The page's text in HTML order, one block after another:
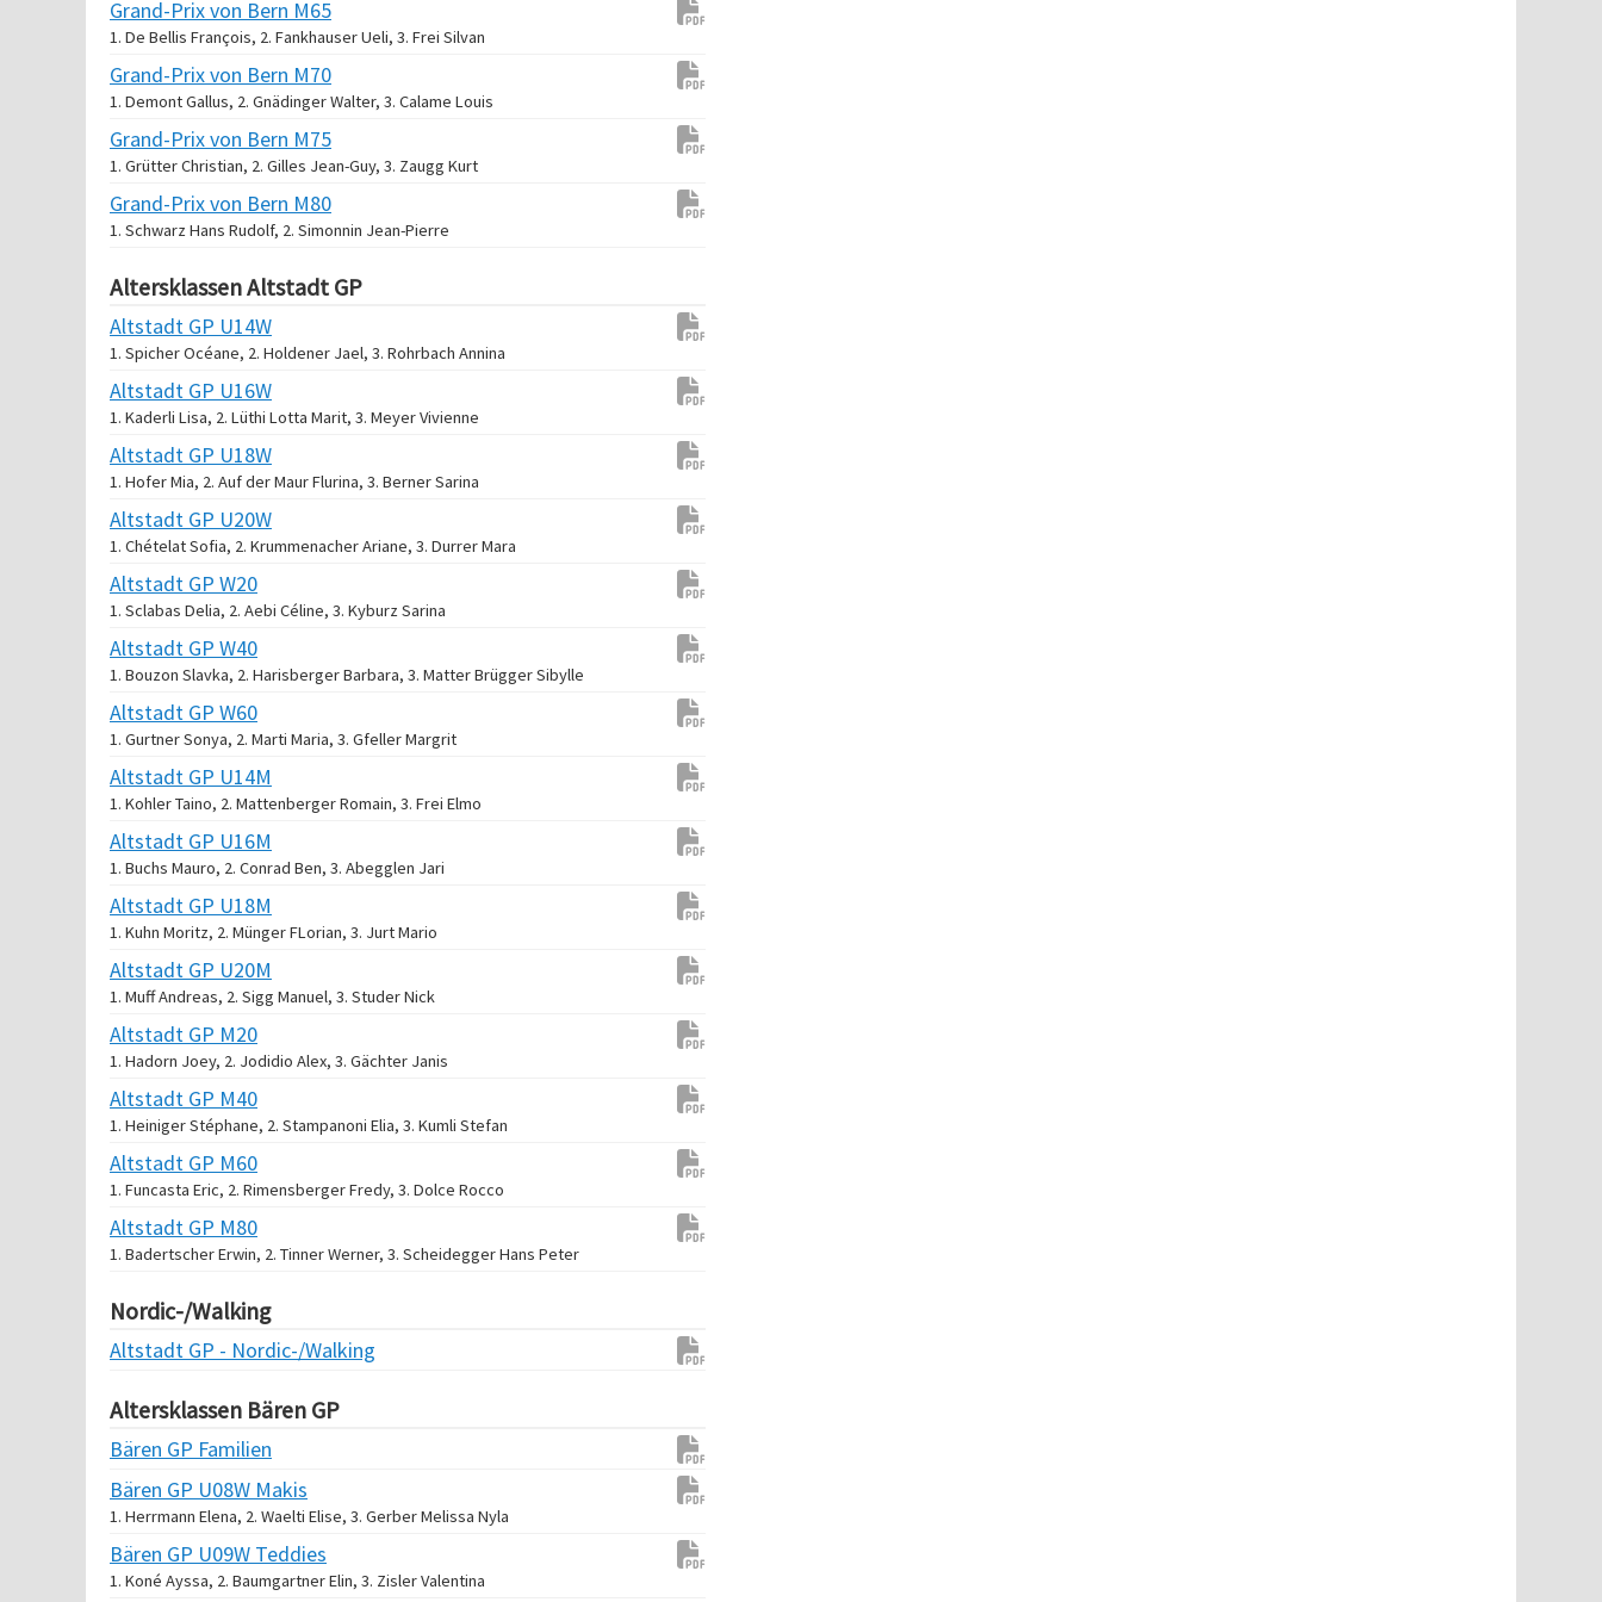
Grand-Prix von Bern M65
1. De Bellis François, 2. Fankhauser Ueli, 3. Frei Silvan
Grand-Prix von Bern M70
1. Demont Gallus, 2. Gnädinger Walter, 3. Calame Louis
Grand-Prix von Bern M75
1. Grütter Christian, 2. Gilles Jean-Guy, 3. Zaugg Kurt
Grand-Prix von Bern M80
1. Schwarz Hans Rudolf, 2. Simonnin Jean-Pierre
Altersklassen Altstadt GP
Altstadt GP U14W
1. Spicher Océane, 2. Holdener Jael, 3. Rohrbach Annina
Altstadt GP U16W
1. Kaderli Lisa, 2. Lüthi Lotta Marit, 3. Meyer Vivienne
Altstadt GP U18W
1. Hofer Mia, 2. Auf der Maur Flurina, 3. Berner Sarina
Altstadt GP U20W
1. Chételat Sofia, 2. Krummenacher Ariane, 3. Durrer Mara
Altstadt GP W20
1. Sclabas Delia, 2. Aebi Céline, 3. Kyburz Sarina
Altstadt GP W40
1. Bouzon Slavka, 2. Harisberger Barbara, 3. Matter Brügger Sibylle
Altstadt GP W60
1. Gurtner Sonya, 2. Marti Maria, 3. Gfeller Margrit
Altstadt GP U14M
1. Kohler Taino, 2. Mattenberger Romain, 3. Frei Elmo
Altstadt GP U16M
1. Buchs Mauro, 2. Conrad Ben, 3. Abegglen Jari
Altstadt GP U18M
1. Kuhn Moritz, 2. Münger FLorian, 3. Jurt Mario
Altstadt GP U20M
1. Muff Andreas, 2. Sigg Manuel, 3. Studer Nick
Altstadt GP M20
1. Hadorn Joey, 2. Jodidio Alex, 3. Gächter Janis
Altstadt GP M40
1. Heiniger Stéphane, 2. Stampanoni Elia, 3. Kumli Stefan
Altstadt GP M60
1. Funcasta Eric, 2. Rimensberger Fredy, 3. Dolce Rocco
Altstadt GP M80
1. Badertscher Erwin, 2. Tinner Werner, 3. Scheidegger Hans Peter
Nordic-/Walking
Altstadt GP - Nordic-/Walking
Altersklassen Bären GP
Bären GP Familien
Bären GP U08W Makis
1. Herrmann Elena, 2. Waelti Elise, 3. Gerber Melissa Nyla
Bären GP U09W Teddies
1. Koné Ayssa, 2. Baumgartner Elin, 3. Zisler Valentina